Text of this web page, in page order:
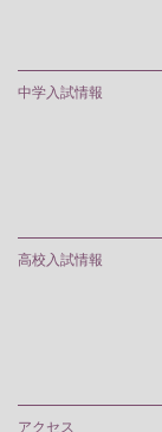
中学入試情報
高校入試情報
アクセス